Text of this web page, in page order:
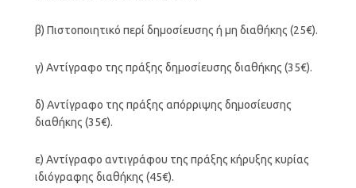
β) Πιστοποιητικό περί δημοσίευσης ή μη διαθήκης (25€).
γ) Αντίγραφο της πράξης δημοσίευσης διαθήκης (35€).
δ) Αντίγραφο της πράξης απόρριψης δημοσίευσης
διαθήκης (35€).
ε) Αντίγραφο αντιγράφου της πράξης κήρυξης κυρίας
ιδιόγραφης διαθήκης (45€).